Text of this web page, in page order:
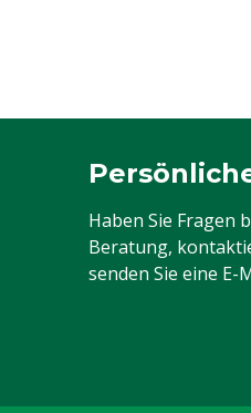
Haben Sie Fragen
Beratung,
senden Sie eine E-